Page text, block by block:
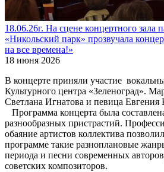
18.06.26г. На сцене концертного зала
«Никольский парк» прозвучала
на все времена!»
18 июня 2026
В концерте приняли участие
Культурного центра «Зеленоград».
Светлана Игнатова и певица Евгения
Программа концерта была
разнообразных пристрастий.
обаяние артистов коллектива
программе такие разноплановые
периода и песни современных
советских композиторов.